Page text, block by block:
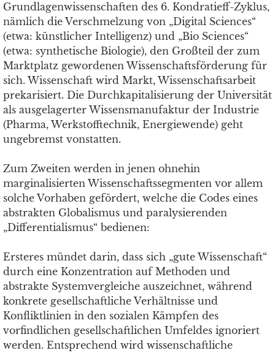
Grundlagenwissenschaften des 6. Kondratieff-Zyklus,
nämlich die Verschmelzung von „Digital Sciences“
(etwa: künstlicher Intelligenz) und „Bio Sciences“
(etwa: synthetische Biologie), den Großteil der zum
Marktplatz gewordenen Wissenschaftsförderung für
sich. Wissenschaft wird Markt, Wissenschaftsarbeit
prekarisiert. Die Durchkapitalisierung der Universität
als ausgelagerter Wissensmanufaktur der Industrie
(Pharma, Werkstofftechnik, Energiewende) geht
ungebremst vonstatten.
Zum Zweiten werden in jenen ohnehin
marginalisierten Wissenschaftssegmenten vor allem
solche Vorhaben gefördert, welche die Codes eines
abstrakten Globalismus und paralysierenden
„Differentialismus“ bedienen:
Ersteres mündet darin, dass sich „gute Wissenschaft“
durch eine Konzentration auf Methoden und
abstrakte Systemvergleiche auszeichnet, während
konkrete gesellschaftliche Verhältnisse und
Konfliktlinien in den sozialen Kämpfen des
vorfindlichen gesellschaftlichen Umfeldes ignoriert
werden. Entsprechend wird wissenschaftliche